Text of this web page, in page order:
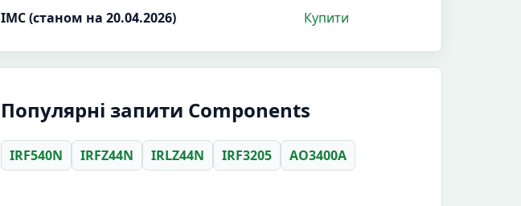
ІМС (станом на 20.04.2026) Купити
Популярні запити Components
IRF540N IRFZ44N IRLZ44N IRF3205 AO3400A